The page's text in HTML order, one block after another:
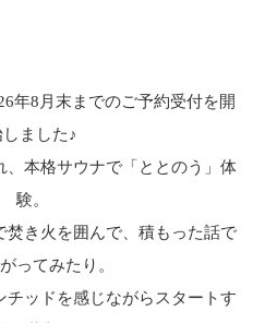
年8月末までのご予約受付を開
しました♪
、本格サウナで「ととのう」体
験。
焚き火を囲んで、積もった話で
ってみたり。
チッドを感じながらスタートす